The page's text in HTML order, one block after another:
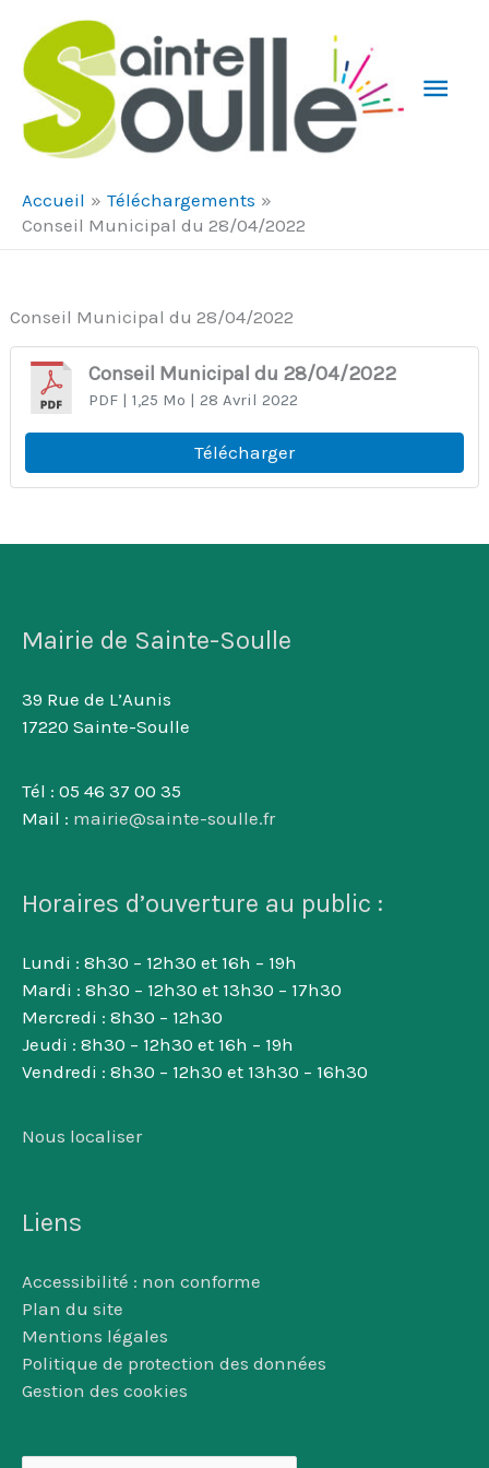
Accueil
Téléchargements
Conseil Municipal du 28/04/2022
Conseil Municipal du 28/04/2022
Conseil Municipal du 28/04/2022
PDF| 1,25 Mo | 28 Avril 2022
Télécharger
Mairie de Sainte-Soulle
39 Rue de L’Aunis
17220 Sainte-Soulle
Tél : 05 46 37 00 35
Mail : mairie@sainte-soulle.fr
Horaires d’ouverture au public :
Lundi : 8h30 – 12h30 et 16h – 19h
Mardi : 8h30 – 12h30 et 13h30 – 17h30
Mercredi : 8h30 – 12h30
Jeudi : 8h30 – 12h30 et 16h – 19h
Vendredi : 8h30 – 12h30 et 13h30 – 16h30
Nous localiser
Liens
Accessibilité : non conforme
Plan du site
Mentions légales
Politique de protection des données
Gestion des cookies